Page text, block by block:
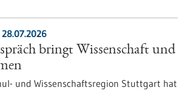
bringt Wissenschaft und
und Wissenschaftsregion Stuttgart hat